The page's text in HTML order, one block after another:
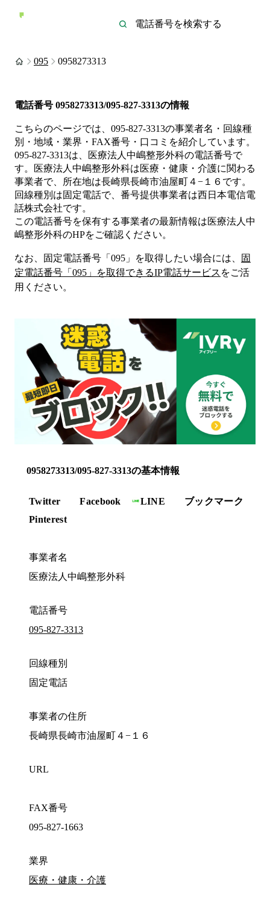
095 0958273313
電話番号 0958273313/095-827-3313の情報
こちらのページでは、 095-827-3313の事業者名・回線種
別・地域・業界・FAX番号・口コミを紹介しています。
095-827-3313は、 医療法人中嶋整形外科の電話番号で
す。
医療法人中嶋整形外科は医療・健康・介護に関わる
事業者で、所在地は長崎県長崎市油屋町４−１６ です。
回線種別は固定電話で、番号提供事業者は西日本電信電
話株式会社です。
この電話番号を保有する事業者の最新情報は医療法人中
嶋整形外科のHPをご確認ください。
なお、固定電話番号「 095 」を取得したい場合には、
固
定電話番号「 095 」を取得できるIP電話サービス をご活
用ください。
0958273313/095-827-3313の基本情報
Twitter Facebook LINE
ブックマーク
Pinterest
事業者名
医療法人中嶋整形外科
電話番号
095-827-3313
回線種別
固定電話
事業者の住所
長崎県長崎市油屋町４−１６
URL
FAX番号
095-827-1663
業界
医療・健康・介護